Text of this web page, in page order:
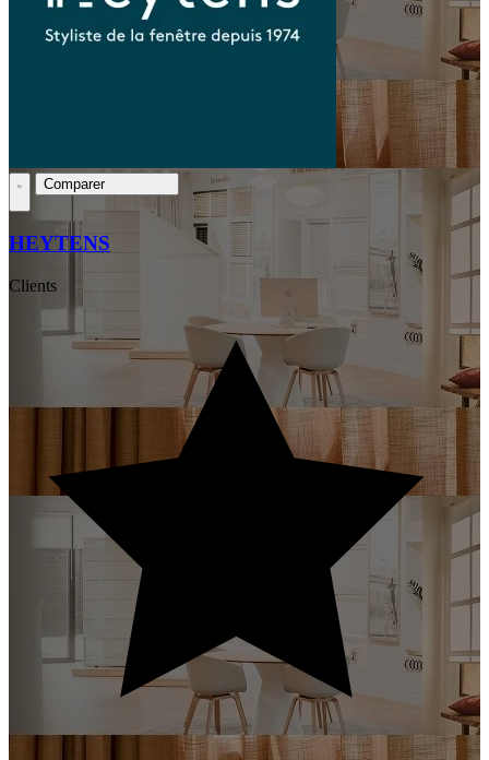
Comparer
HEYTENS
Clients